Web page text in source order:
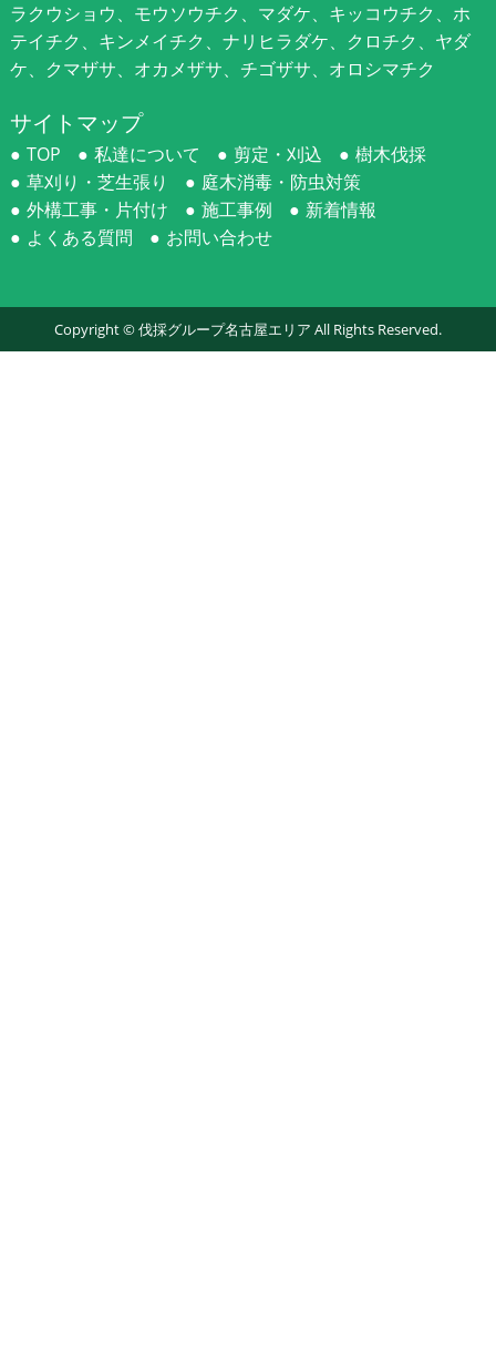
ラクウショウ、モウソウチク、マダケ、キッコウチク、ホ
テイチク、キンメイチク、ナリヒラダケ、クロチク、ヤダ
ケ、クマザサ、オカメザサ、チゴザサ、オロシマチク
サイトマップ
TOP 私達について 剪定・刈込
樹木伐採
草刈り・芝生張り
庭木消毒・防虫対策
外構工事・片付け
施工事例
新着情報
よくある質問
お問い合わせ
Copyright ©伐採グループ名古屋エリア All Rights Reserved.